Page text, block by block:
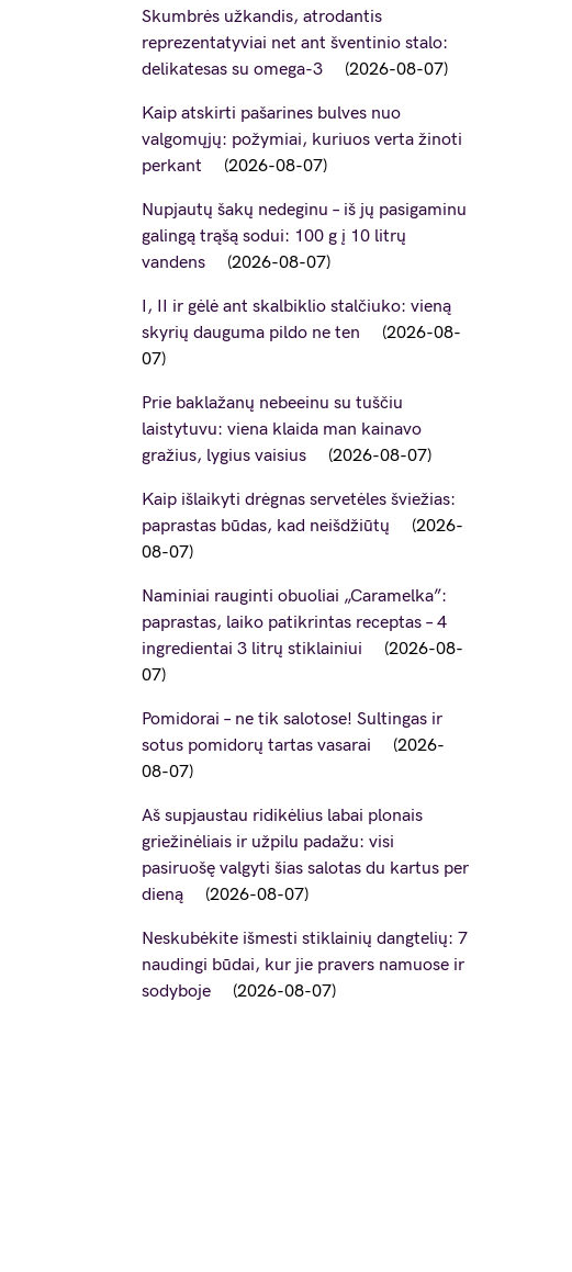
Skumbrės užkandis, atrodantis
reprezentatyviai net ant šventinio stalo:
delikatesas su omega-3
2026-08-07
Kaip atskirti pašarines bulves nuo
valgomųjų: požymiai, kuriuos verta žinoti
perkant
2026-08-07
Nupjautų šakų nedeginu – iš jų pasigaminu
galingą trąšą sodui: 100 g į 10 litrų
vandens
2026-08-07
I, II ir gėlė ant skalbiklio stalčiuko: vieną
skyrių dauguma pildo ne ten
2026-08-
07
Prie baklažanų nebeeinu su tuščiu
laistytuvu: viena klaida man kainavo
gražius, lygius vaisius
2026-08-07
Kaip išlaikyti drėgnas servetėles šviežias:
paprastas būdas, kad neišdžiūtų
2026-
08-07
Naminiai rauginti obuoliai „Caramelka”:
paprastas, laiko patikrintas receptas – 4
ingredientai 3 litrų stiklainiui
2026-08-
07
Pomidorai – ne tik salotose! Sultingas ir
sotus pomidorų tartas vasarai
2026-
08-07
Aš supjaustau ridikėlius labai plonais
griežinėliais ir užpilu padažu: visi
pasiruošę valgyti šias salotas du kartus per
dieną
2026-08-07
Neskubėkite išmesti stiklainių dangtelių: 7
naudingi būdai, kur jie pravers namuose ir
sodyboje
2026-08-07